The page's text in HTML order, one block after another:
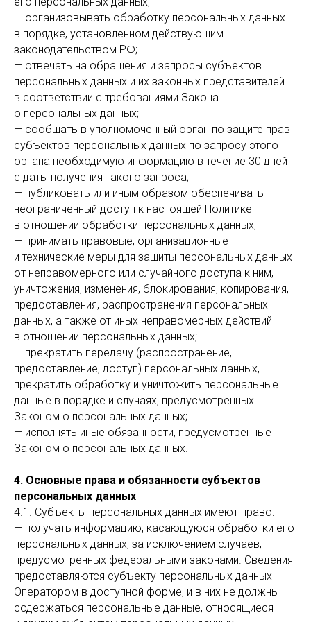
— организовывать обработку персональных данных
в порядке, установленном действующим
законодательством РФ;
— отвечать на обращения и запросы субъектов
персональных данных и их законных представителей
в соответствии с требованиями Закона
о персональных данных;
— сообщать в уполномоченный орган по защите прав
субъектов персональных данных по запросу этого
органа необходимую информацию в течение 30 дней
с даты получения такого запроса;
— публиковать или иным образом обеспечивать
неограниченный доступ к настоящей Политике
в отношении обработки персональных данных;
— принимать правовые, организационные
и технические меры для защиты персональных данных
от неправомерного или случайного доступа к ним,
уничтожения, изменения, блокирования, копирования,
предоставления, распространения персональных
данных, а также от иных неправомерных действий
в отношении персональных данных;
— прекратить передачу (распространение,
предоставление, доступ) персональных данных,
прекратить обработку и уничтожить персональные
данные в порядке и случаях, предусмотренных
Законом о персональных данных;
— исполнять иные обязанности, предусмотренные
Законом о персональных данных.
4. Основные права и обязанности субъектов
персональных данных
4.1. Субъекты персональных данных имеют право:
— получать информацию, касающуюся обработки его
персональных данных, за исключением случаев,
предусмотренных федеральными законами. Сведения
предоставляются субъекту персональных данных
Оператором в доступной форме, и в них не должны
содержаться персональные данные, относящиеся